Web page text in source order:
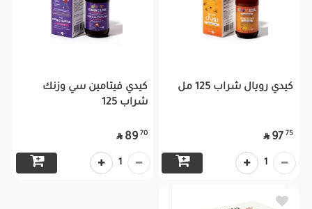
كيدي رويال شراب 125 مل
75
97

1
كيدي فيتامين سي وزنك
شراب 125
70
89

1